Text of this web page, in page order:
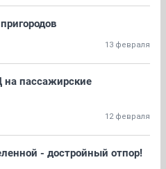
13 февраля
пассажирские
12 февраля
- достройный отпор!